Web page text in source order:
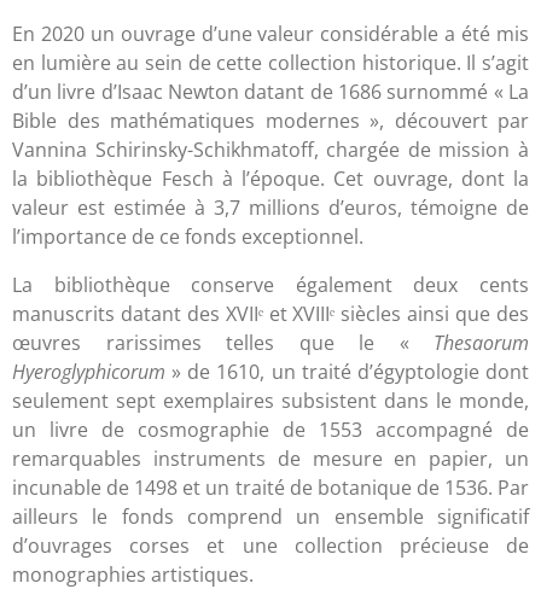
En 2020 un ouvrage d’une valeur considérable a été mis
en lumière au sein de cette collection historique. Il s’agit
d’un livre d’Isaac Newton datant de 1686 surnommé « La
Bible des mathématiques modernes », découvert par
Vannina Schirinsky-Schikhmatoff, chargée de mission à
la bibliothèque Fesch à l’époque. Cet ouvrage, dont la
valeur est estimée à 3,7 millions d’euros, témoigne de
l’importance de ce fonds exceptionnel.
La bibliothèque conserve également deux cents
manuscrits datant des XVIIᵉ et XVIIIᵉ siècles ainsi que des
œuvres rarissimes telles que le « Thesaorum
Hyeroglyphicorum » de 1610, un traité d’égyptologie dont
seulement sept exemplaires subsistent dans le monde,
un livre de cosmographie de 1553 accompagné de
remarquables instruments de mesure en papier, un
incunable de 1498 et un traité de botanique de 1536. Par
ailleurs le fonds comprend un ensemble significatif
d’ouvrages corses et une collection précieuse de
monographies artistiques.